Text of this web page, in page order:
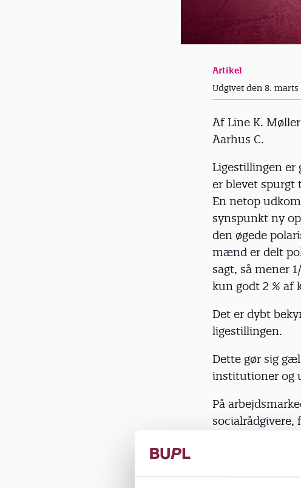
Artikel
Udgivet den 8. marts
Af Line K.
Aarhus C.
Ligestillingen er
er blevet spurgt
En netop
synspunkt ny
den øgede
mænd er delt
sagt, så mener
kun godt 2 % af
Det er dybt
ligestillingen.
Dette gør sig
institutioner og
På